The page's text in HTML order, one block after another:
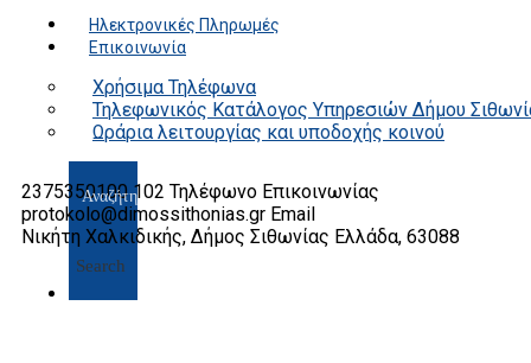
Ηλεκτρονικές Πληρωμές
Επικοινωνία
Χρήσιμα Τηλέφωνα
Τηλεφωνικός Κατάλογος Υπηρεσιών Δήμου
Ωράρια λειτουργίας και υποδοχής κοινού
Search
2375350100 102 Τηλέφωνο Επικοινωνίας
protokolo@dimossithonias.gr Email
Νικήτη Χαλκιδικής, Δήμος Σιθωνίας Ελλάδα, 63088